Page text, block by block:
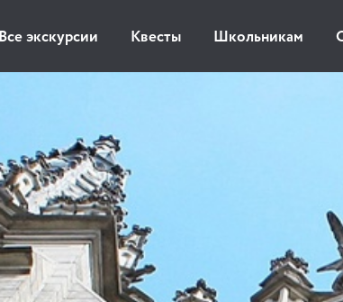
Все экскурсии Квесты Школьникам